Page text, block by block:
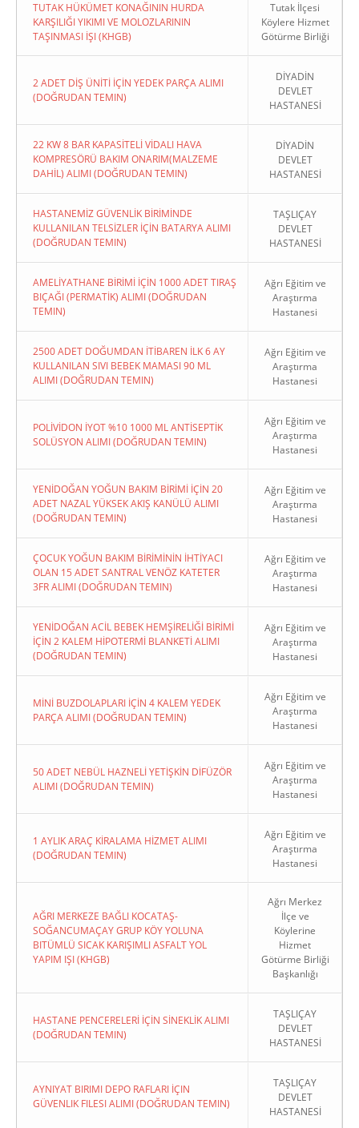
TUTAK HÜKÜMET KONAĞININ HURDA
KARŞILIĞI YIKIMI VE MOLOZLARININ
TAŞINMASI İŞI (KHGB)
Tutak İlçesi
Köylere Hizmet
Götürme Birliği
2 ADET DİŞ ÜNİTİ İÇİN YEDEK PARÇA ALIMI
(DOĞRUDAN TEMIN)
DİYADİN
DEVLET
HASTANESİ
22 KW 8 BAR KAPASİTELİ VİDALI HAVA
KOMPRESÖRÜ BAKIM ONARIM(MALZEME
DAHİL) ALIMI (DOĞRUDAN TEMIN)
DİYADİN
DEVLET
HASTANESİ
HASTANEMİZ GÜVENLİK BİRİMİNDE
KULLANILAN TELSİZLER İÇİN BATARYA ALIMI
(DOĞRUDAN TEMIN)
TAŞLIÇAY
DEVLET
HASTANESİ
AMELİYATHANE BİRİMİ İÇİN 1000 ADET TIRAŞ
BIÇAĞI (PERMATİK) ALIMI (DOĞRUDAN
TEMIN)
Ağrı Eğitim ve
Araştırma
Hastanesi
2500 ADET DOĞUMDAN İTİBAREN İLK 6 AY
KULLANILAN SIVI BEBEK MAMASI 90 ML
ALIMI (DOĞRUDAN TEMIN)
Ağrı Eğitim ve
Araştırma
Hastanesi
POLİVİDON İYOT %10 1000 ML ANTİSEPTİK
SOLÜSYON ALIMI (DOĞRUDAN TEMIN)
Ağrı Eğitim ve
Araştırma
Hastanesi
YENİDOĞAN YOĞUN BAKIM BİRİMİ İÇİN 20
ADET NAZAL YÜKSEK AKIŞ KANÜLÜ ALIMI
(DOĞRUDAN TEMIN)
Ağrı Eğitim ve
Araştırma
Hastanesi
ÇOCUK YOĞUN BAKIM BİRİMİNİN İHTİYACI
OLAN 15 ADET SANTRAL VENÖZ KATETER
3FR ALIMI (DOĞRUDAN TEMIN)
Ağrı Eğitim ve
Araştırma
Hastanesi
YENİDOĞAN ACİL BEBEK HEMŞİRELİĞİ BİRİMİ
İÇİN 2 KALEM HİPOTERMİ BLANKETİ ALIMI
(DOĞRUDAN TEMIN)
Ağrı Eğitim ve
Araştırma
Hastanesi
MİNİ BUZDOLAPLARI İÇİN 4 KALEM YEDEK
PARÇA ALIMI (DOĞRUDAN TEMIN)
Ağrı Eğitim ve
Araştırma
Hastanesi
50 ADET NEBÜL HAZNELİ YETİŞKİN DİFÜZÖR
ALIMI (DOĞRUDAN TEMIN)
Ağrı Eğitim ve
Araştırma
Hastanesi
1 AYLIK ARAÇ KİRALAMA HİZMET ALIMI
(DOĞRUDAN TEMIN)
Ağrı Eğitim ve
Araştırma
Hastanesi
AĞRI MERKEZE BAĞLI KOCATAŞ-
SOĞANCUMAÇAY GRUP KÖY YOLUNA
BITÜMLÜ SICAK KARIŞIMLI ASFALT YOL
YAPIM IŞI (KHGB)
Ağrı Merkez
İlçe ve
Köylerine
Hizmet
Götürme Birliği
Başkanlığı
HASTANE PENCERELERİ İÇİN SİNEKLİK ALIMI
(DOĞRUDAN TEMIN)
TAŞLIÇAY
DEVLET
HASTANESİ
AYNIYAT BIRIMI DEPO RAFLARI İÇIN
GÜVENLIK FILESI ALIMI (DOĞRUDAN TEMIN)
TAŞLIÇAY
DEVLET
HASTANESİ